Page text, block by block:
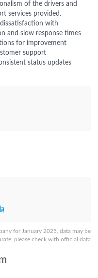
for January 2025, data may be
please check with official data
of the drivers and
services provided.
with
and slow response times
for improvement
support
status updates